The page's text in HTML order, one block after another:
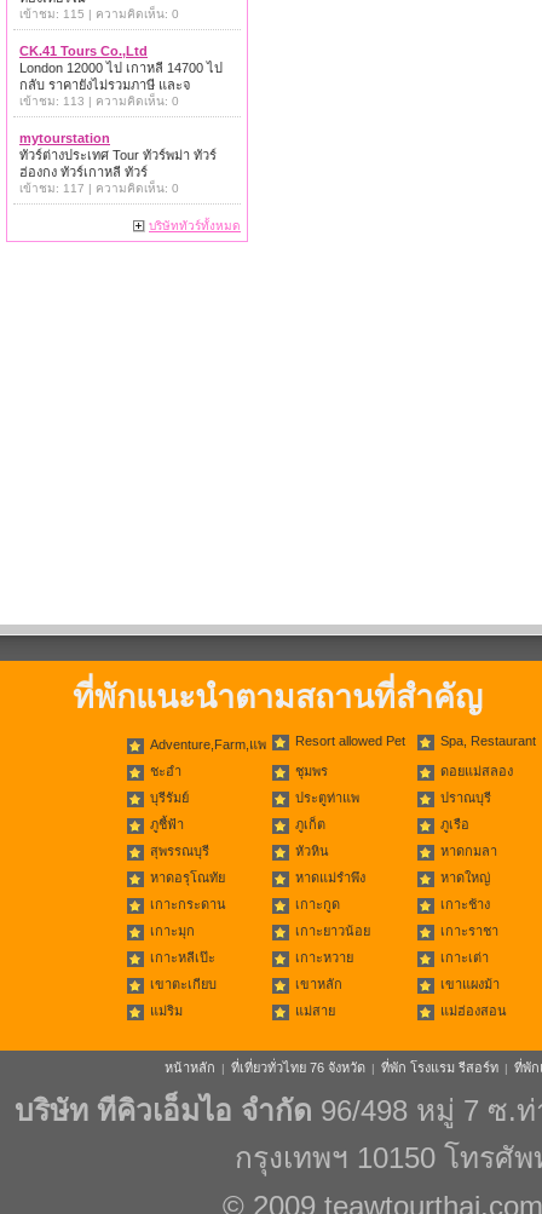
เข้าชม: 115 | ความคิดเห็น: 0
CK.41 Tours Co.,Ltd
London 12000 ไป เกาหลี 14700 ไป
กลับ ราคายังไม่รวมภาษี และจ
เข้าชม: 113 | ความคิดเห็น: 0
mytourstation
ทัวร์ต่างประเทศ Tour ทัวร์พม่า ทัวร์
ฮ่องกง ทัวร์เกาหลี ทัวร์
เข้าชม: 117 | ความคิดเห็น: 0
บริษัททัวร์ทั้งหมด
ที่พักแนะนำตามสถานที่สำคัญ
Adventure,Farm,แพ Resort allowed Pet Spa, Restaurant
ชะอำ ชุมพร
ดอยแม่สลอง
บุรีรัมย์
ประตูท่าแพ
ปราณบุรี
ภูชี้ฟ้า
ภูเก็ต
ภูเรือ
สุพรรณบุรี
หัวหิน
หาดกมลา
หาดอรุโณทัย
หาดแม่รำพึง
หาดใหญ่
เกาะกระดาน
เกาะกูด
เกาะช้าง
เกาะมุก
เกาะยาวน้อย
เกาะราชา
เกาะหลีเป๊ะ
เกาะหวาย
เกาะเต่า
เขาตะเกียบ
เขาหลัก
เขาแผงม้า
แม่ริม
แม่สาย แม่ฮ่องสอน
หน้าหลัก | ที่เที่ยวทั่วไทย 76 จังหวัด | ที่พัก โรงแรม รีสอร์ท | ที่พัก
บริษัท ทีคิวเอ็มไอ จำกัด 96/498 หมู่ 7 ซ.
กรุงเทพฯ 10150 โทรศั
© 2009 teawtourthai.com